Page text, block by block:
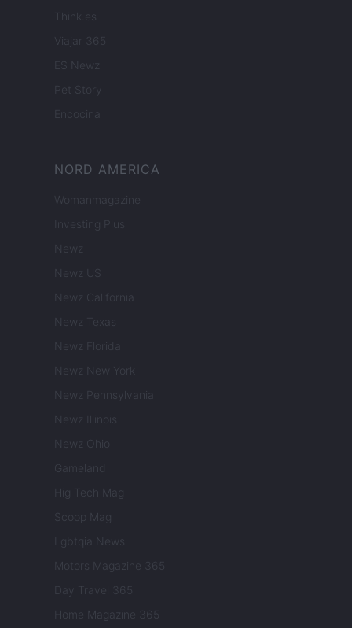
Think.es
Viajar 365
ES Newz
Pet Story
Encocina
NORD AMERICA
Womanmagazine
Investing Plus
Newz
Newz US
Newz California
Newz Texas
Newz Florida
Newz New York
Newz Pennsylvania
Newz Illinois
Newz Ohio
Gameland
Hig Tech Mag
Scoop Mag
Lgbtqia News
Motors Magazine 365
Day Travel 365
Home Magazine 365